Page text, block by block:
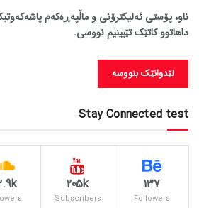
ناو، پۆستی ئەلیکترۆنی و ماڵپەڕەکەم
داهاتوو کاتێک تێبینیم نووسی.
Stay Connected test
137
Followers
205k
Subscribers